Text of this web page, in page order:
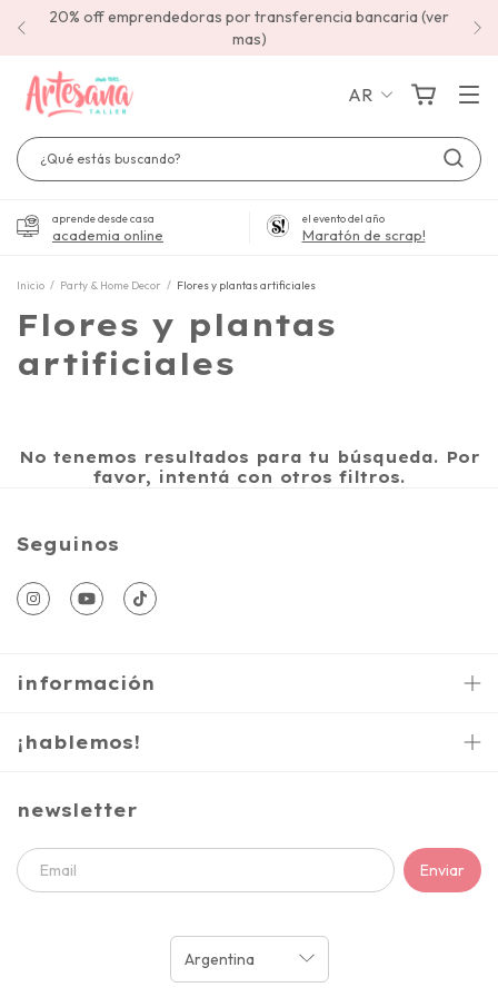
20% off emprendedoras por transferencia bancaria (ver
mas)
AR
aprende desde casa
academia online
el evento del año
Maratón de scrap!
Inicio / Party & Home Decor / Flores y plantas artificiales
Flores y plantas
artificiales
No tenemos resultados para tu búsqueda. Por
favor, intentá con otros filtros.
Seguinos
información
¡hablemos!
newsletter